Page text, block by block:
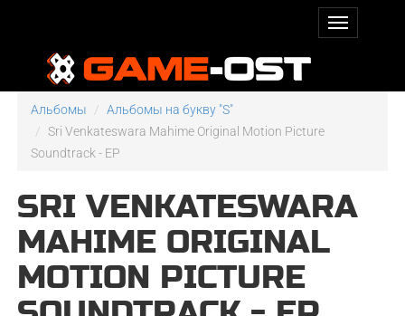
Альбомы
Альбомы на букву "S"
Sri Venkateswara Mahime Original Motion Picture
Soundtrack - EP
SRI VENKATESWARA
MAHIME ORIGINAL
MOTION PICTURE